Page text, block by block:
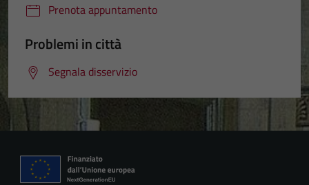
Prenota appuntamento
Problemi in città
Segnala disservizio